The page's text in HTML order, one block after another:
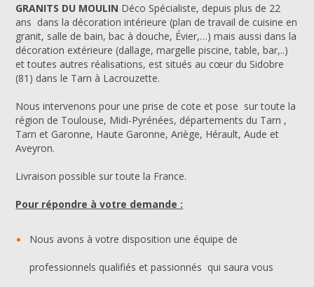
GRANITS DU MOULIN Déco Spécialiste, depuis plus de 22
ans dans la décoration intérieure (plan de travail de cuisine en
granit, salle de bain, bac à douche, Évier,…) mais aussi dans la
décoration extérieure (dallage, margelle piscine, table, bar,..)
et toutes autres réalisations, est situés au cœur du Sidobre
(81) dans le Tarn à Lacrouzette.
Nous intervenons pour une prise de cote et pose sur toute la
région de Toulouse, Midi-Pyrénées, départements du Tarn ,
Tarn et Garonne, Haute Garonne, Ariège, Hérault, Aude et
Aveyron.
Livraison possible sur toute la France.
Pour répondre à votre demande :
Nous avons à votre disposition une équipe de
professionnels qualifiés et passionnés qui saura vous